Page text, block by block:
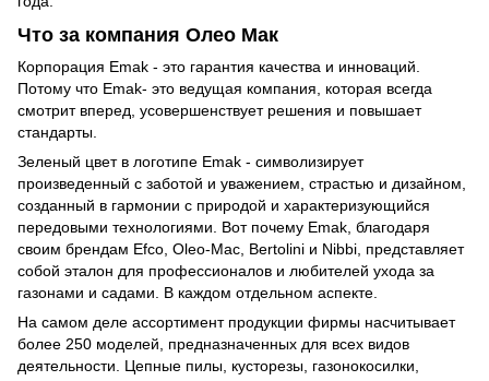
Что за компания Олео Мак
Корпорация Emak - это гарантия качества и инноваций.
Потому что Emak- это ведущая компания, которая всегда
смотрит вперед, усовершенствует решения и повышает
стандарты.
Зеленый цвет в логотипе Emak - символизирует
произведенный с заботой и уважением, страстью и дизайном,
созданный в гармонии с природой и характеризующийся
передовыми технологиями. Вот почему Emak, благодаря
своим брендам Efco, Oleo-Mac, Bertolini и Nibbi, представляет
собой эталон для профессионалов и любителей ухода за
газонами и садами. В каждом отдельном аспекте.
На самом деле ассортимент продукции фирмы насчитывает
более 250 моделей, предназначенных для всех видов
деятельности. Цепные пилы, кусторезы, газонокосилки,